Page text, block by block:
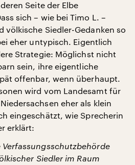
Seite der Elbe
sich – wie bei Timo L. –
völkische Siedler-Gedanken so
eher untypisch. Eigentlich
Strategie: Möglichst nicht
sein, ihre eigentliche
offenbar, wenn überhaupt.
wird vom Landesamt für
eher als klein
eingeschätzt, wie Sprecherin
erklärt:
Verfassungsschutzbehörde
Siedler im Raum